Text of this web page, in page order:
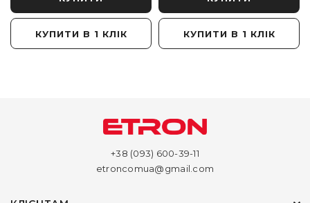
КУПИТИ В 1 КЛІК КУПИТИ В 1 КЛІК
+38 (093) 600-39-11
etroncomua@gmail.com